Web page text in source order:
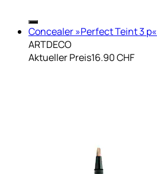
Concealer »Perfect Teint 3 p«
ARTDECO
Aktueller Preis16.90 CHF